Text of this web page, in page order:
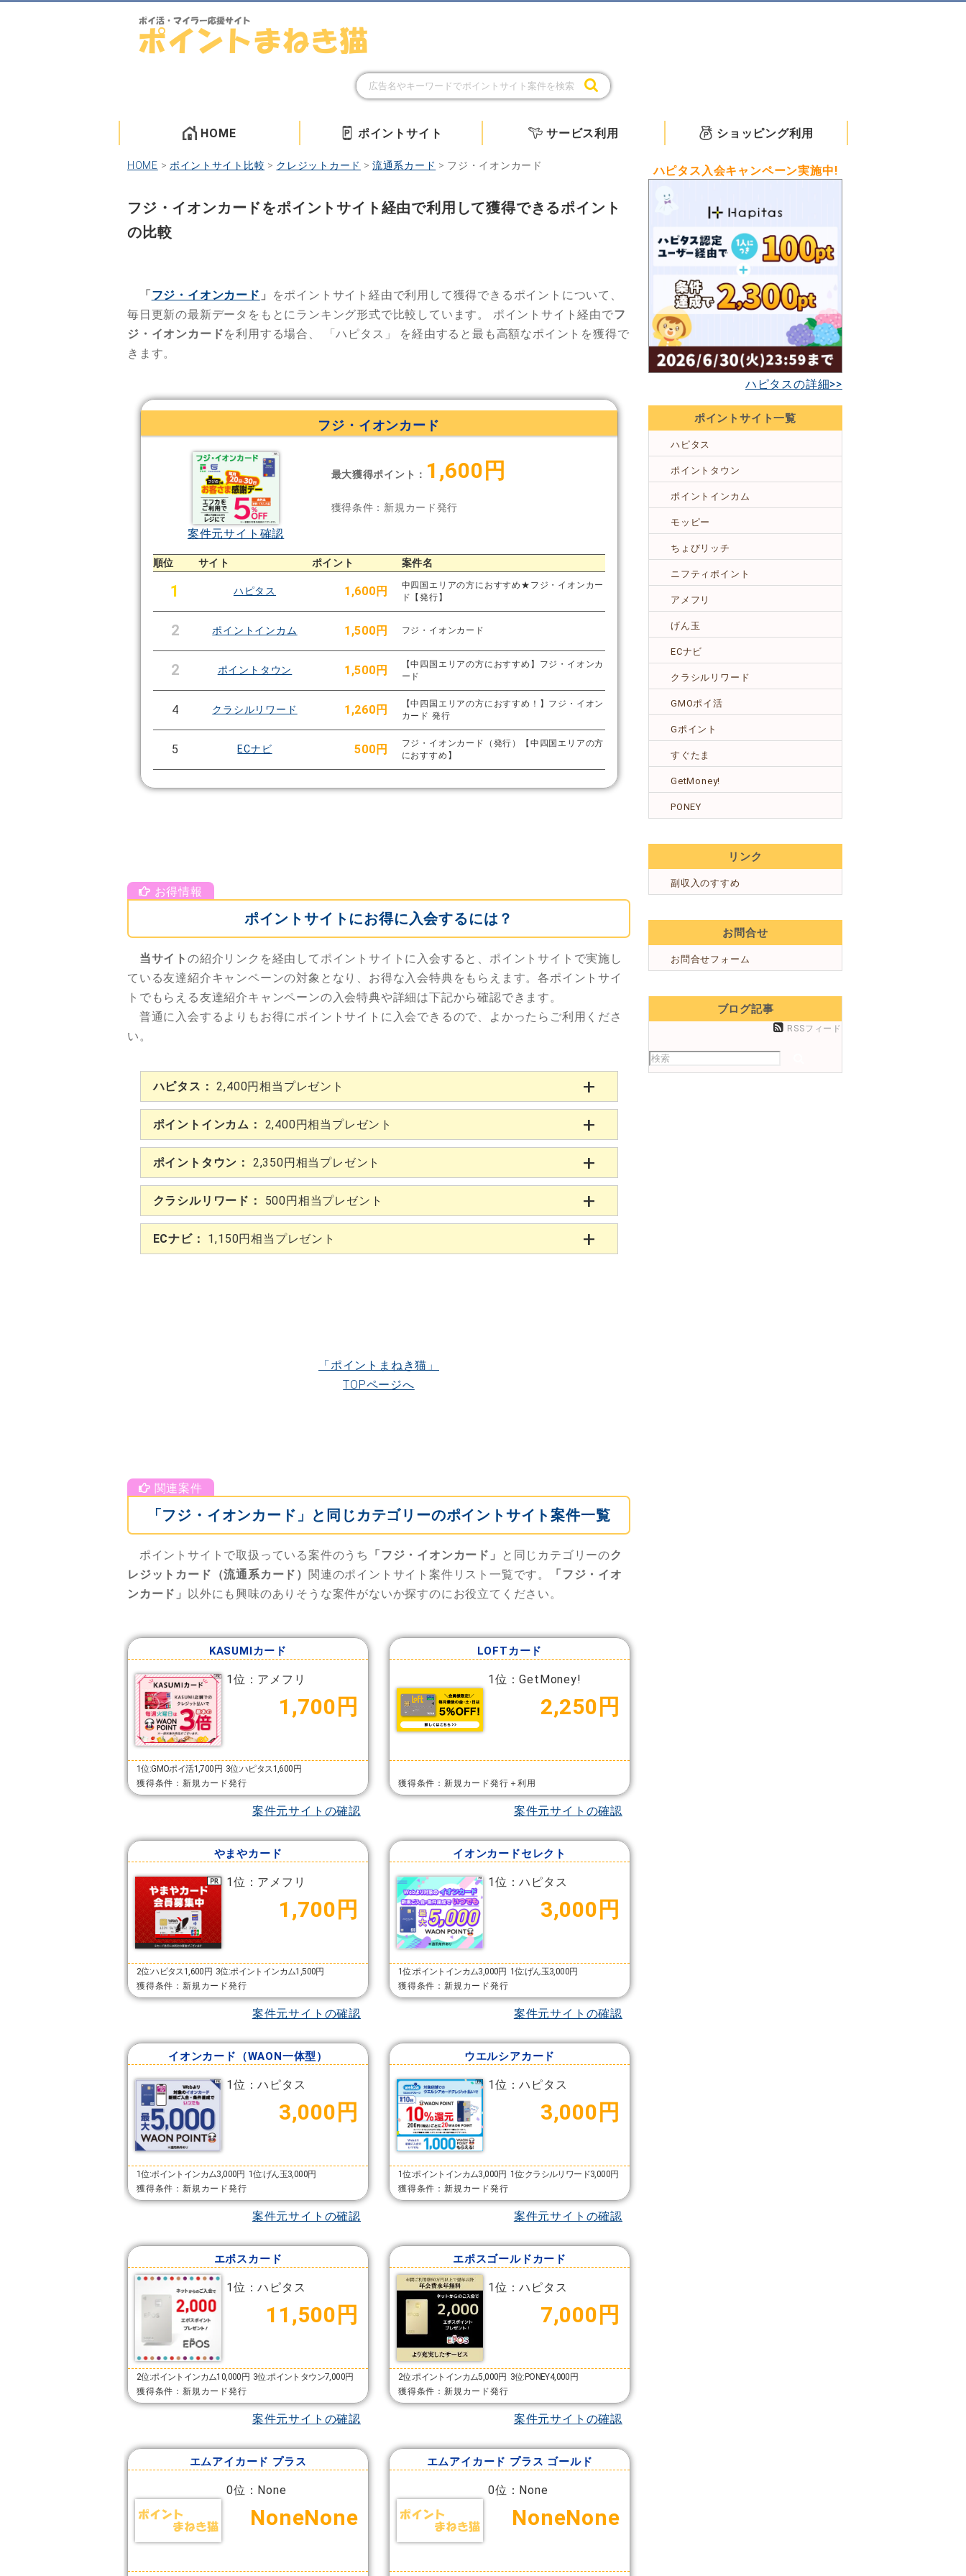
HOME ポイントサイト サービス利用 ショッピング利用
HOME > ポイントサイト比較 > クレジットカード >流通系カード > フジ・イオンカード
フジ・イオンカードをポイントサイト経由で利用して獲得できるポイント
の比較
「フジ・イオンカード 」
をポイントサイト経由で利用して獲得できるポイントについて、
毎日更新の最新データをもとにランキング形式で比較しています。 ポイントサイト経由でフ
ジ・イオンカードを利用する場合、 「ハピタス」
を経由すると最も高額なポイントを獲得で
きます。
フジ・イオンカード
案件元サイト確認
最大獲得ポイント： 1,600円
獲得条件：新規カード発行
順位 サイト ポイント 案件名
1 ハピタス 1,600円
中四国エリアの方におすすめ★フジ・イオンカー
ド【発行】
2 ポイントインカム 1,500円 フジ・イオンカード
2 ポイントタウン 1,500円
【中四国エリアの方におすすめ】フジ・イオンカ
ード
4 クラシルリワード 1,260円
【中四国エリアの方におすすめ！】フジ・イオン
カード 発行
5 ECナビ 500円
フジ・イオンカード（発行）【中四国エリアの方
におすすめ】
ポイントサイトにお得に入会するには？
当サイトの紹介リンクを経由してポイントサイトに入会すると、ポイントサイトで実施し
ている友達紹介キャンペーンの対象となり、お得な入会特典をもらえます。各ポイントサイ
トでもらえる友達紹介キャンペーンの入会特典や詳細は下記から確認できます。
普通に入会するよりもお得にポイントサイトに入会できるので、よかったらご利用くださ
い。
ハピタス： 2,400円相当プレゼント
ポイントインカム： 2,400円相当プレゼント
ポイントタウン： 2,350円相当プレゼント
クラシルリワード： 500円相当プレゼント
ECナビ： 1,150円相当プレゼント
「ポイントまねき猫」
TOPページへ
「フジ・イオンカード」と同じカテゴリーのポイントサイト案件一覧
ポイントサイトで取扱っている案件のうち 「フジ・イオンカード」 と同じカテゴリーのク
レジットカード（流通系カード） 関連のポイントサイト案件リスト一覧です。
「フジ・イオ
ンカード」
以外にも興味のありそうな案件がないか探すのにお役立てください。
KASUMIカード
1位：アメフリ
1,700円
1位:GMOポイ活1,700円 3位:ハピタス1,600円
獲得条件：新規カード発行
案件元サイトの確認
LOFTカード
1位：GetMoney!
2,250円
獲得条件：新規カード発行＋利用
案件元サイトの確認
やまやカード
1位：アメフリ
1,700円
2位:ハピタス1,600円 3位:ポイントインカム1,500円
獲得条件：新規カード発行
案件元サイトの確認
イオンカードセレクト
1位：ハピタス
3,000円
1位:ポイントインカム3,000円 1位:げん玉3,000円
獲得条件：新規カード発行
案件元サイトの確認
イオンカード（WAON一体型）
1位：ハピタス
3,000円
1位:ポイントインカム3,000円 1位:げん玉3,000円
獲得条件：新規カード発行
案件元サイトの確認
ウエルシアカード
1位：ハピタス
3,000円
1位:ポイントインカム3,000円 1位:クラシルリワード3,000円
獲得条件：新規カード発行
案件元サイトの確認
エポスカード
1位：ハピタス
11,500円
2位:ポイントインカム10,000円 3位:ポイントタウン7,000円
獲得条件：新規カード発行
案件元サイトの確認
エポスゴールドカード
1位：ハピタス
7,000円
2位:ポイントインカム5,000円 3位:PONEY4,000円
獲得条件：新規カード発行
案件元サイトの確認
エムアイカード プラス
0位：None
NoneNone
エムアイカード プラス ゴールド
0位：None
NoneNone
ハピタス入会キャンペーン実施中!
ハピタスの詳細>>
ポイントサイト一覧
ハピタス
ポイントタウン
ポイントインカム
モッピー
ちょびリッチ
ニフティポイント
アメフリ
げん玉
ECナビ
クラシルリワード
GMOポイ活
Gポイント
すぐたま
GetMoney!
PONEY
リンク
副収入のすすめ
お問合せ
お問合せフォーム
ブログ記事
RSSフィード